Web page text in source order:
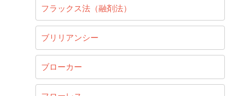
フラックス法（融剤法）
ブリリアンシー
ブローカー